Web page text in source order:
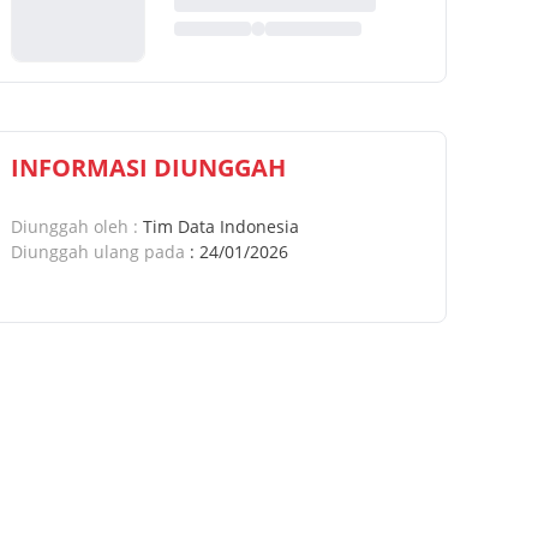
INFORMASI DIUNGGAH
Diunggah oleh : Tim Data Indonesia
Diunggah ulang pada : 24/01/2026